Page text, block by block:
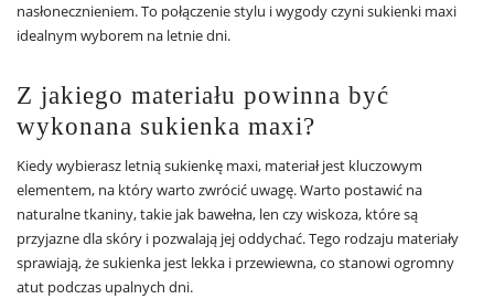
nasłonecznieniem. To połączenie stylu i wygody czyni sukienki maxi
idealnym wyborem na letnie dni.
Z jakiego materiału powinna być
wykonana sukienka maxi?
Kiedy wybierasz letnią sukienkę maxi, materiał jest kluczowym
elementem, na który warto zwrócić uwagę. Warto postawić na
naturalne tkaniny, takie jak bawełna, len czy wiskoza, które są
przyjazne dla skóry i pozwalają jej oddychać. Tego rodzaju materiały
sprawiają, że sukienka jest lekka i przewiewna, co stanowi ogromny
atut podczas upalnych dni.